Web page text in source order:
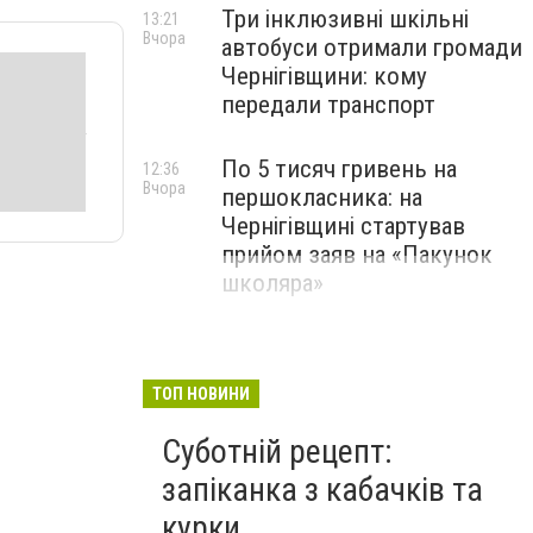
Три інклюзивні шкільні
автобуси отримали громади
Чернігівщини: кому
передали транспорт
13:21
Вчора
По 5 тисяч гривень на
першокласника: на
Чернігівщині стартував
прийом заяв на «Пакунок
школяра»
12:36
Вчора
ТОП НОВИНИ
Суботній рецепт:
запіканка з кабачків та